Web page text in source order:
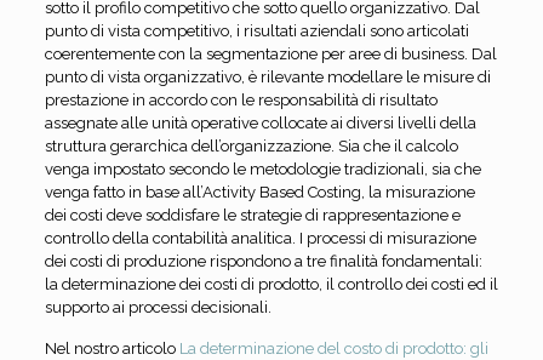
sotto il profilo competitivo che sotto quello organizzativo. Dal
punto di vista competitivo, i risultati aziendali sono articolati
coerentemente con la segmentazione per aree di business. Dal
punto di vista organizzativo, è rilevante modellare le misure di
prestazione in accordo con le responsabilità di risultato
assegnate alle unità operative collocate ai diversi livelli della
struttura gerarchica dell’organizzazione. Sia che il calcolo
venga impostato secondo le metodologie tradizionali, sia che
venga fatto in base all’Activity Based Costing, la misurazione
dei costi deve soddisfare le strategie di rappresentazione e
controllo della contabilità analitica. I processi di misurazione
dei costi di produzione rispondono a tre finalità fondamentali:
la determinazione dei costi di prodotto, il controllo dei costi ed il
supporto ai processi decisionali.
Nel nostro articolo La determinazione del costo di prodotto: gli